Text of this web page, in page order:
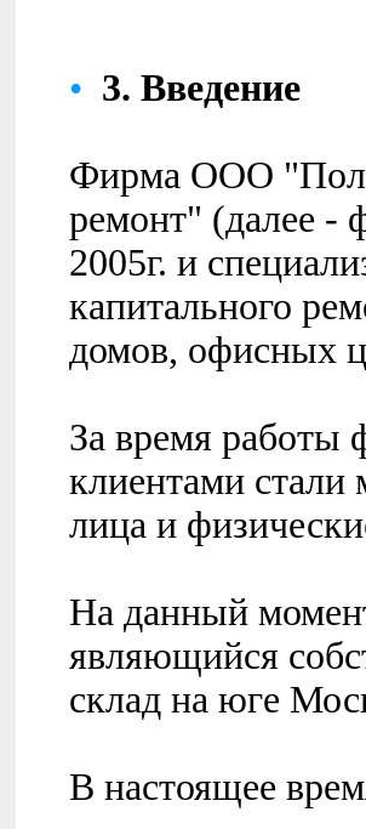
• 3. Введение
Фирма ООО
ремонт" (далее -
2005г. и
капитального
домов, офисных
За время
клиентами
лица и
На данный
являющийся
склад на юге
В настоящее